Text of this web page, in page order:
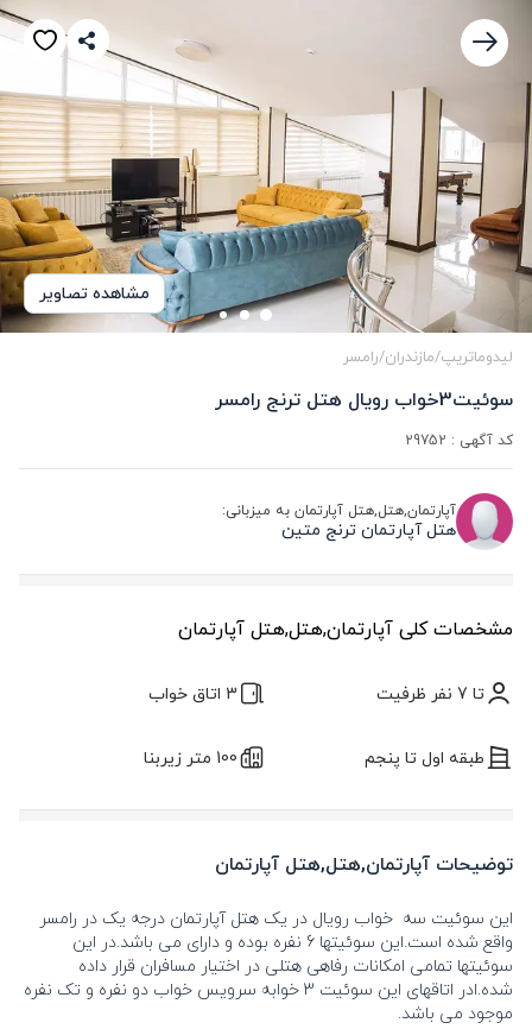
مشاهده تصاویر
لیدوماتریپ/مازندران/رامسر
سوئیت3خواب رویال هتل ترنج رامسر
کد آگهی : 29752
آپارتمان,هتل,هتل آپارتمان به میزبانی:
هتل آپارتمان ترنج متین
مشخصات کلی آپارتمان,هتل,هتل آپارتمان
تا 7 نفر ظرفیت 3 اتاق خواب
طبقه اول تا پنجم 100 متر زیربنا
توضیحات آپارتمان,هتل,هتل آپارتمان
این سوئیت سه خواب رویال در یک هتل آپارتمان درجه یک در رامسر
واقع شده است.این سوئیتها 6 نفره بوده و دارای می باشد.در این
سوئیتها تمامی امکانات رفاهی هتلی در اختیار مسافران قرار داده
شده.ادر اتاقهای این سوئیت 3 خوابه سرویس خواب دو نفره و تک نفره
موجود می باشد.